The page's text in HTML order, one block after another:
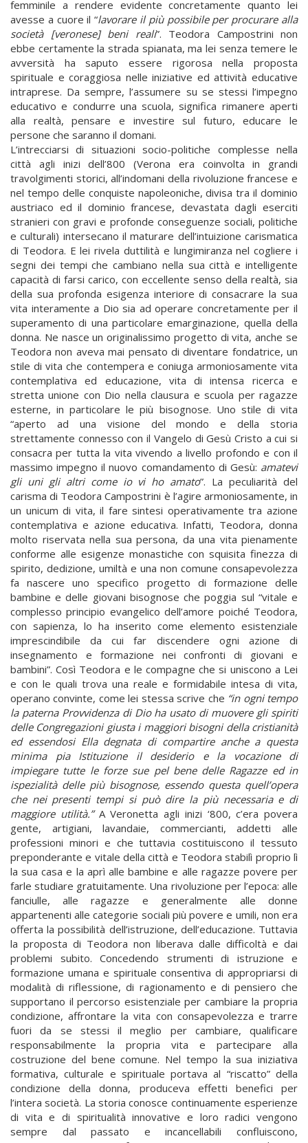
femminile a rendere evidente concretamente quanto lei
avesse a cuore il “lavorare il più possibile per procurare alla
società [veronese] beni reali”. Teodora Campostrini non
ebbe certamente la strada spianata, ma lei senza temere le
avversità ha saputo essere rigorosa nella proposta
spirituale e coraggiosa nelle iniziative ed attività educative
intraprese. Da sempre, l’assumere su se stessi l’impegno
educativo e condurre una scuola, significa rimanere aperti
alla realtà, pensare e investire sul futuro, educare le
persone che saranno il domani.
L’intrecciarsi di situazioni socio-politiche complesse nella
città agli inizi dell’800 (Verona era coinvolta in grandi
travolgimenti storici, all’indomani della rivoluzione francese e
nel tempo delle conquiste napoleoniche, divisa tra il dominio
austriaco ed il dominio francese, devastata dagli eserciti
stranieri con gravi e profonde conseguenze sociali, politiche
e culturali) intersecano il maturare dell’intuizione carismatica
di Teodora. E lei rivela duttilità e lungimiranza nel cogliere i
segni dei tempi che cambiano nella sua città e intelligente
capacità di farsi carico, con eccellente senso della realtà, sia
della sua profonda esigenza interiore di consacrare la sua
vita interamente a Dio sia ad operare concretamente per il
superamento di una particolare emarginazione, quella della
donna. Ne nasce un originalissimo progetto di vita, anche se
Teodora non aveva mai pensato di diventare fondatrice, un
stile di vita che contempera e coniuga armoniosamente vita
contemplativa ed educazione, vita di intensa ricerca e
stretta unione con Dio nella clausura e scuola per ragazze
esterne, in particolare le più bisognose. Uno stile di vita
“aperto ad una visione del mondo e della storia
strettamente connesso con il Vangelo di Gesù Cristo a cui si
consacra per tutta la vita vivendo a livello profondo e con il
massimo impegno il nuovo comandamento di Gesù: amatevi
gli uni gli altri come io vi ho amato”. La peculiarità del
carisma di Teodora Campostrini è l’agire armoniosamente, in
un unicum di vita, il fare sintesi operativamente tra azione
contemplativa e azione educativa. Infatti, Teodora, donna
molto riservata nella sua persona, da una vita pienamente
conforme alle esigenze monastiche con squisita finezza di
spirito, dedizione, umiltà e una non comune consapevolezza
fa nascere uno specifico progetto di formazione delle
bambine e delle giovani bisognose che poggia sul “vitale e
complesso principio evangelico dell’amore poiché Teodora,
con sapienza, lo ha inserito come elemento esistenziale
imprescindibile da cui far discendere ogni azione di
insegnamento e formazione nei confronti di giovani e
bambini”. Così Teodora e le compagne che si uniscono a Lei
e con le quali trova una reale e formidabile intesa di vita,
operano convinte, come lei stessa scrive che “in ogni tempo
la paterna Provvidenza di Dio ha usato di muovere gli spiriti
delle Congregazioni giusta i maggiori bisogni della cristianità
ed essendosi Ella degnata di compartire anche a questa
minima pia Istituzione il desiderio e la vocazione di
impiegare tutte le forze sue pel bene delle Ragazze ed in
ispezialità delle più bisognose, essendo questa quell’opera
che nei presenti tempi si può dire la più necessaria e di
maggiore utilità.” A Veronetta agli inizi ‘800, c’era povera
gente, artigiani, lavandaie, commercianti, addetti alle
professioni minori e che tuttavia costituiscono il tessuto
preponderante e vitale della città e Teodora stabilì proprio lì
la sua casa e la aprì alle bambine e alle ragazze povere per
farle studiare gratuitamente. Una rivoluzione per l’epoca: alle
fanciulle, alle ragazze e generalmente alle donne
appartenenti alle categorie sociali più povere e umili, non era
offerta la possibilità dell’istruzione, dell’educazione. Tuttavia
la proposta di Teodora non liberava dalle difficoltà e dai
problemi subito. Concedendo strumenti di istruzione e
formazione umana e spirituale consentiva di appropriarsi di
modalità di riflessione, di ragionamento e di pensiero che
supportano il percorso esistenziale per cambiare la propria
condizione, affrontare la vita con consapevolezza e trarre
fuori da se stessi il meglio per cambiare, qualificare
responsabilmente la propria vita e partecipare alla
costruzione del bene comune. Nel tempo la sua iniziativa
formativa, culturale e spirituale portava al “riscatto” della
condizione della donna, produceva effetti benefici per
l’intera società. La storia conosce continuamente esperienze
di vita e di spiritualità innovative e loro radici vengono
sempre dal passato e incancellabili confluiscono,